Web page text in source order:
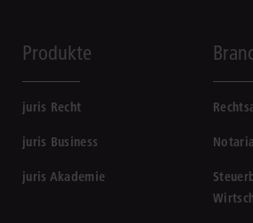
Produkte
juris Recht
juris Business
juris Akademie